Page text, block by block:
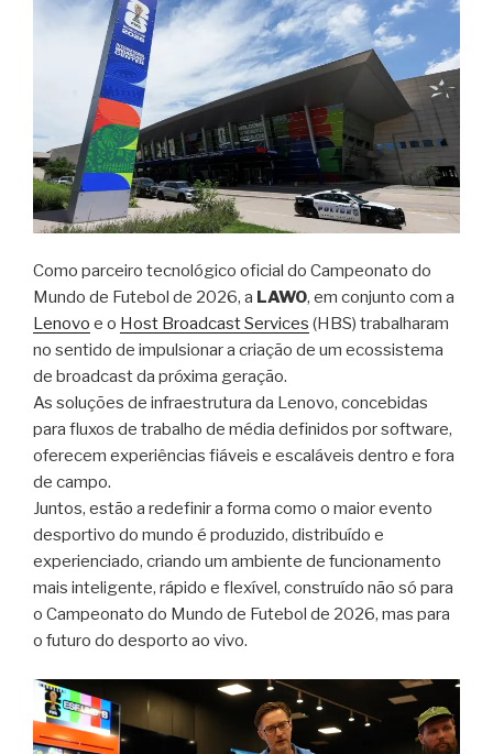
Como parceiro tecnológico oficial do Campeonato do
Mundo de Futebol de 2026, a LAWO, em conjunto com a
Lenovo e o Host Broadcast Services (HBS) trabalharam
no sentido de impulsionar a criação de um ecossistema
de broadcast da próxima geração.
As soluções de infraestrutura da Lenovo, concebidas
para fluxos de trabalho de média definidos por software,
oferecem experiências fiáveis ​​e escaláveis ​​dentro e fora
de campo.
Juntos, estão a redefinir a forma como o maior evento
desportivo do mundo é produzido, distribuído e
experienciado, criando um ambiente de funcionamento
mais inteligente, rápido e flexível, construído não só para
o Campeonato do Mundo de Futebol de 2026, mas para
o futuro do desporto ao vivo.